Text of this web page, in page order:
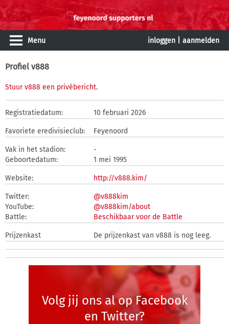
Menu inloggen aanmelden
Profiel v888
Stuur v888 een privébericht.
Registratiedatum: 10 februari 2026
Favoriete eredivisieclub: Feyenoord
Vak in het stadion:
-
Geboortedatum:
1 mei 1995
Website: http://v888.kim/
Twitter:
@v888kim
YouTube:
@v888kim/about
Battle:
Beschikbaar voor de Battle
Prijzenkast De prijzenkast van v888 is nog leeg.
Volg jij ons al op Facebook
en Twitter?